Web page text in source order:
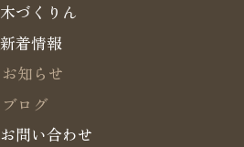
木づくりん
新着情報
お知らせ
ブログ
お問い合わせ